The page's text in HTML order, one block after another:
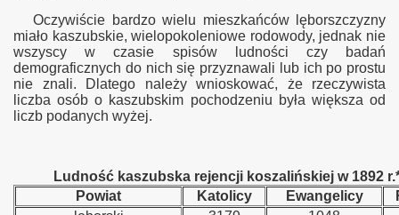
Oczywiście bardzo wielu mieszkańców lęborszczyzny
miało kaszubskie, wielopokoleniowe rodowody, jednak nie
wszyscy w czasie spisów ludności czy badań
demograficznych do nich się przyznawali lub ich po prostu
nie znali. Dlatego należy wnioskować, że rzeczywista
liczba osób o kaszubskim pochodzeniu była większa od
liczb podanych wyżej.
Ludność kaszubska rejencji koszalińskiej w 1892
Powiat
Katolicy Ewangelicy